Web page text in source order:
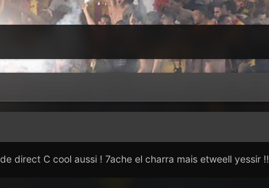
direct C cool aussi ! 7ache el charra mais etweell yessir !!